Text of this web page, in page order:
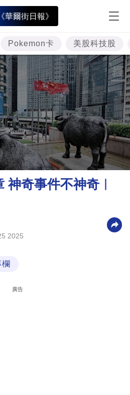
華爾街日報》
Pokemon卡 美股科技股
神奇事件不神奇︳
2025
廣告